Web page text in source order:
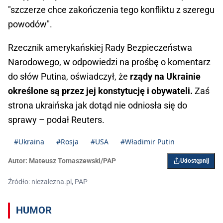
"szczerze chce zakończenia tego konfliktu z szeregu
powodów".
Rzecznik amerykańskiej Rady Bezpieczeństwa
Narodowego, w odpowiedzi na prośbę o komentarz
do słów Putina, oświadczył, że rządy na Ukrainie
określone są przez jej konstytucję i obywateli. Zaś
strona ukraińska jak dotąd nie odniosła się do
sprawy – podał Reuters.
#Ukraina #Rosja #USA #Władimir Putin
Autor: Mateusz Tomaszewski/PAP Udostępnij
Źródło: niezalezna.pl, PAP
HUMOR